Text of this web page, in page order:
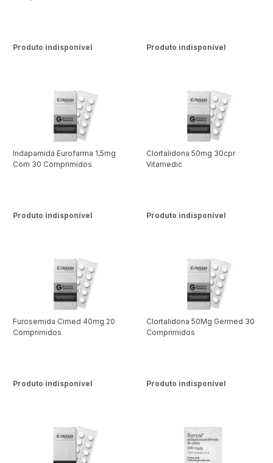
Produto indisponível Produto indisponível
Indapamida Eurofarma 1,5mg
Com 30 Comprimidos
Produto indisponível
Clortalidona 50mg 30cpr
Vitamedic
Produto indisponível
Furosemida Cimed 40mg 20
Comprimidos
Produto indisponível
Clortalidona 50Mg Germed 30
Comprimidos
Produto indisponível